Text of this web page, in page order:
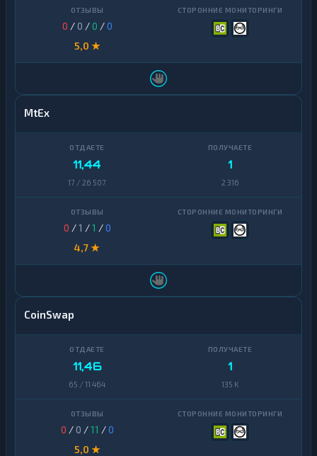
0 / 0 /0 /0
5,0 ★
MtEx
11,44
17 / 26 507
1
2 316
0 /1 /1 /0
4,7 ★
CoinSwap
11,46
65 / 11 464
1
135 K
0 / 0 /11 /0
5,0 ★